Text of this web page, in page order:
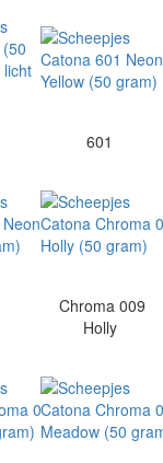
601
Chroma 009
Holly